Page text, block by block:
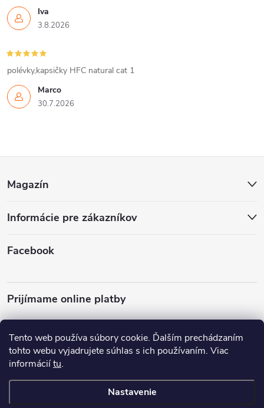
Tento web používa súbory cookie. Ďalším prechádzaním
tohto webu vyjadrujete súhlas s ich používaním. Viac
informáciítu.
Nastavenie
Iva
3.8.2026
Marco
30.7.2026
polévky,kapsičky HFC natural cat 1
p
ä
i
e
Magazín
Informácie pre zákazníkov
Facebook
Prijímame online platby